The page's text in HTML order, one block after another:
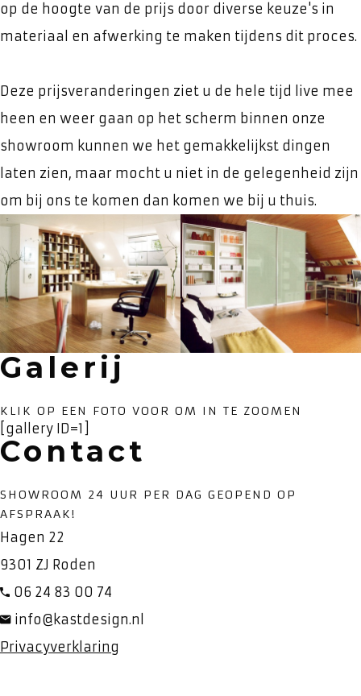
op de hoogte van de prijs door diverse keuze's in
materiaal en afwerking te maken tijdens dit proces.
Deze prijsveranderingen ziet u de hele tijd live mee
heen en weer gaan op het scherm binnen onze
showroom kunnen we het gemakkelijkst dingen
laten zien, maar mocht u niet in de gelegenheid zijn
om bij ons te komen dan komen we bij u thuis.
Galerij
KLIK OP EEN FOTO VOOR OM IN TE ZOOMEN
[gallery ID=1]
Contact
SHOWROOM 24 UUR PER DAG GEOPEND OP
AFSPRAAK!
Hagen 22
9301 ZJ Roden
06 24 83 00 74
info@kastdesign.nl
Privacyverklaring